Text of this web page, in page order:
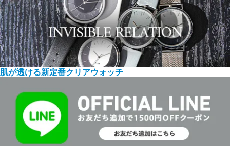
肌が透ける新定番クリアウォッチ